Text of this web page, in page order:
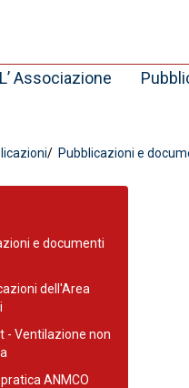
L’ Associazione
Pubblicazioni e
e documenti
dell'Area
- Ventilazione non
pratica ANMCO